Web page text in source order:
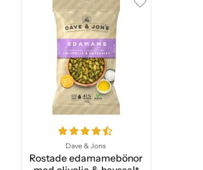
Dave & Jons
Rostade edamamebönor